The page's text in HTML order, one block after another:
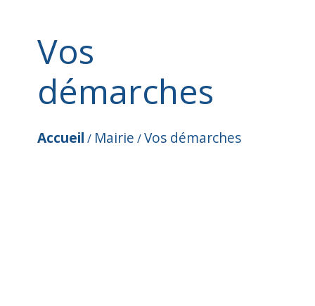
Vos
démarches
Accueil / Mairie /Vos démarches